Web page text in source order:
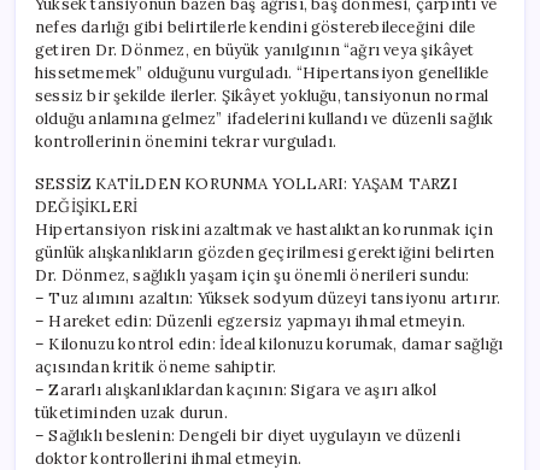
nefes darlığı gibi belirtilerle kendini gösterebileceğini dile
getiren Dr. Dönmez, en büyük yanılgının “ağrı veya şikâyet
hissetmemek” olduğunu vurguladı. “Hipertansiyon genellikle
sessiz bir şekilde ilerler. Şikâyet yokluğu, tansiyonun normal
olduğu anlamına gelmez” ifadelerini kullandı ve düzenli sağlık
kontrollerinin önemini tekrar vurguladı.
SESSİZ KATİLDEN KORUNMA YOLLARI: YAŞAM TARZI
DEĞİŞİKLERİ
Hipertansiyon riskini azaltmak ve hastalıktan korunmak için
günlük alışkanlıkların gözden geçirilmesi gerektiğini belirten
Dr. Dönmez, sağlıklı yaşam için şu önemli önerileri sundu:
– Tuz alımını azaltın: Yüksek sodyum düzeyi tansiyonu artırır.
– Hareket edin: Düzenli egzersiz yapmayı ihmal etmeyin.
– Kilonuzu kontrol edin: İdeal kilonuzu korumak, damar sağlığı
açısından kritik öneme sahiptir.
– Zararlı alışkanlıklardan kaçının: Sigara ve aşırı alkol
tüketiminden uzak durun.
– Sağlıklı beslenin: Dengeli bir diyet uygulayın ve düzenli
doktor kontrollerini ihmal etmeyin.